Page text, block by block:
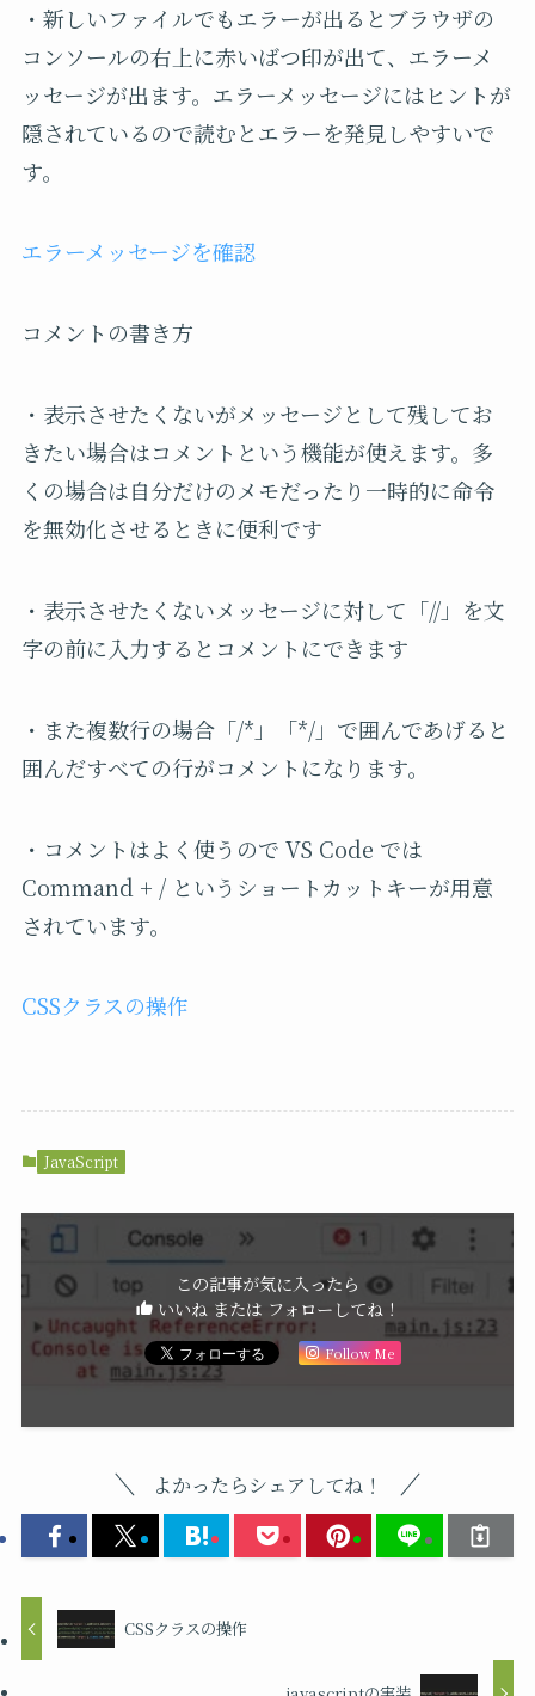
・新しいファイルでもエラーが出るとブラウザの
コンソールの右上に赤いばつ印が出て、エラーメ
ッセージが出ます。エラーメッセージにはヒントが
隠されているので読むとエラーを発見しやすいで
す。
エラーメッセージを確認
コメントの書き方
・表示させたくないがメッセージとして残してお
きたい場合はコメントという機能が使えます。多
くの場合は自分だけのメモだったり一時的に命令
を無効化させるときに便利です
・表示させたくないメッセージに対して「//」を文
字の前に入力するとコメントにできます
・また複数行の場合「/*」「*/」で囲んであげると
囲んだすべての行がコメントになります。
・コメントはよく使うので VS Code では
Command + / というショートカットキーが用意
されています。
CSSクラスの操作
JavaScript
この記事が気に入ったら
いいね または フォローしてね！
Follow Me
よかったらシェアしてね！
CSSクラスの操作